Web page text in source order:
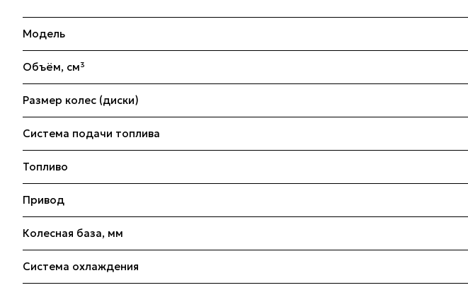
Модель
Объём, см³
Размер колес (диски)
Система подачи топлива
Топливо
Привод
Колесная база, мм
Система охлаждения